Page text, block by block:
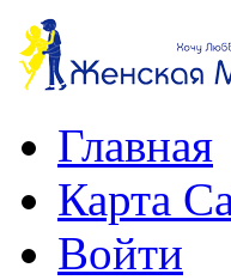
Главная
Карта
Войти